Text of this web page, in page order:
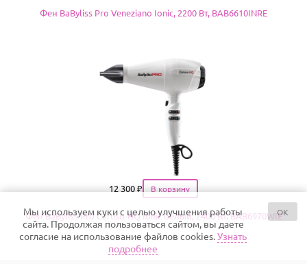
Фен BaByliss Pro Veneziano Ionic, 2200 Вт, BAB6610INRE
Цена
12 300₽
Фен BaByliss Pro Caruso-HQ Ionic белый, 2400 Вт, BAB6970WIE
Мы используем куки с целью улучшения работы
сайта. Продолжая пользоваться сайтом, вы даете
согласие на использование файлов cookies.Узнать
подробнее
OK